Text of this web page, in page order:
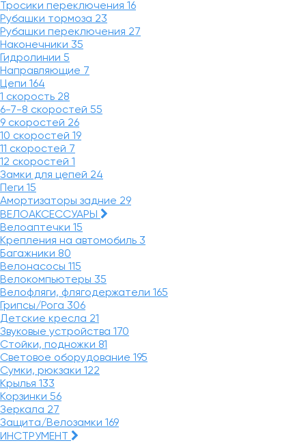
Тросики переключения 16
Рубашки тормоза 23
Рубашки переключения 27
Наконечники 35
Гидролинии 5
Направляющие 7
Цепи 164
1 скорость 28
6-7-8 скоростей 55
9 скоростей 26
10 скоростей 19
11 скоростей 7
12 скоростей 1
Замки для цепей 24
Пеги 15
Амортизаторы задние 29
ВЕЛОАКСЕССУАРЫ
Велоаптечки 15
Крепления на автомобиль 3
Багажники 80
Велонасосы 115
Велокомпьютеры 35
Велофляги, флягодержатели 165
Грипсы/Рога 306
Детские кресла 21
Звуковые устройства 170
Стойки, подножки 81
Световое оборудование 195
Сумки, рюкзаки 122
Крылья 133
Корзинки 56
Зеркала 27
Защита/Велозамки 169
ИНСТРУМЕНТ